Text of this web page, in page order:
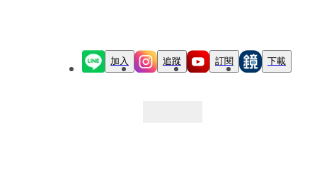
加入 追蹤 訂閱 下載